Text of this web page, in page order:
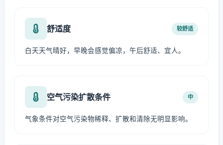
舒适度 较舒适
白天天气晴好，早晚会感觉偏凉，午后舒适、宜人。
空气污染扩散条件 中
气象条件对空气污染物稀释、扩散和清除无明显影响。